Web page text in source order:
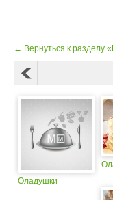
← Вернуться к разделу
Оладушки